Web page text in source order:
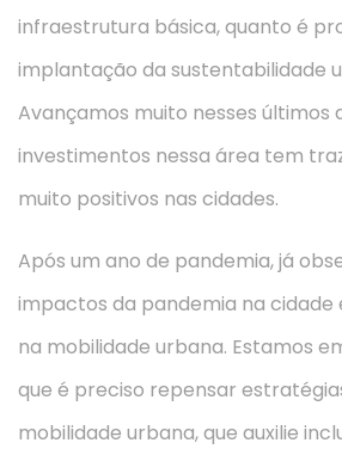
infraestrutura básica, quanto é
implantação da sustentabilidade
Avançamos muito nesses últimos
investimentos nessa área tem
muito positivos nas cidades.
Após um ano de pandemia, já
impactos da pandemia na
na mobilidade urbana. Estamos
que é preciso repensar
mobilidade urbana, que auxilie